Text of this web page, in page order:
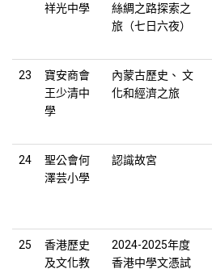
祥光中學
絲綢之路探索之
旅（七日六夜）
23
寶安商會
王少清中
學
內蒙古歷史、 文
化和經濟之旅
24
聖公會何
澤芸小學
認識故宮
25
香港歷史
及文化教
2024-2025年度
香港中學文憑試